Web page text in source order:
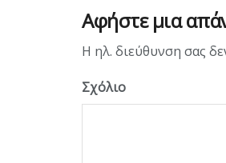
Αφήστε μια
Η ηλ. διεύθυνση σας
Σχόλιο